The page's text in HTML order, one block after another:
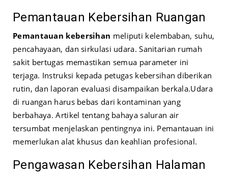
Pemantauan Kebersihan Ruangan
Pemantauan kebersihan meliputi kelembaban, suhu,
pencahayaan, dan sirkulasi udara. Sanitarian rumah
sakit bertugas memastikan semua parameter ini
terjaga. Instruksi kepada petugas kebersihan diberikan
rutin, dan laporan evaluasi disampaikan berkala.Udara
di ruangan harus bebas dari kontaminan yang
berbahaya. Artikel tentang bahaya saluran air
tersumbat menjelaskan pentingnya ini. Pemantauan ini
memerlukan alat khusus dan keahlian profesional.
Pengawasan Kebersihan Halaman